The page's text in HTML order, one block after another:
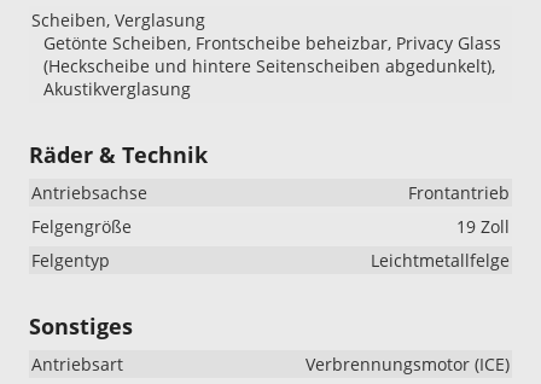
Scheiben, Verglasung
Getönte Scheiben, Frontscheibe beheizbar, Privacy Glass
(Heckscheibe und hintere Seitenscheiben abgedunkelt),
Akustikverglasung
Räder & Technik
Antriebsachse
Frontantrieb
Felgengröße
19 Zoll
Felgentyp
Leichtmetallfelge
Sonstiges
Antriebsart
Verbrennungsmotor (ICE)